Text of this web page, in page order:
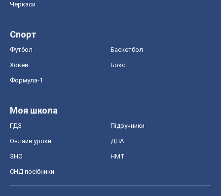
Черкаси
Спорт
Футбол Баскетбол
Хокей Бокс
Формула-1
Моя школа
ГДЗ Підручники
Онлайн уроки ДПА
ЗНО НМТ
СНД посібники